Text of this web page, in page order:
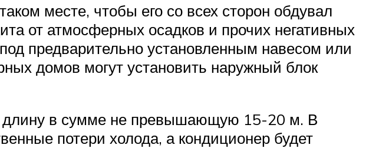
месте, чтобы его со всех сторон обдувал
от атмосферных осадков и прочих негативных
предварительно установленным навесом или
домов могут установить наружный блок
длину в сумме не превышающую 15-20 м. В
потери холода, а кондиционер будет